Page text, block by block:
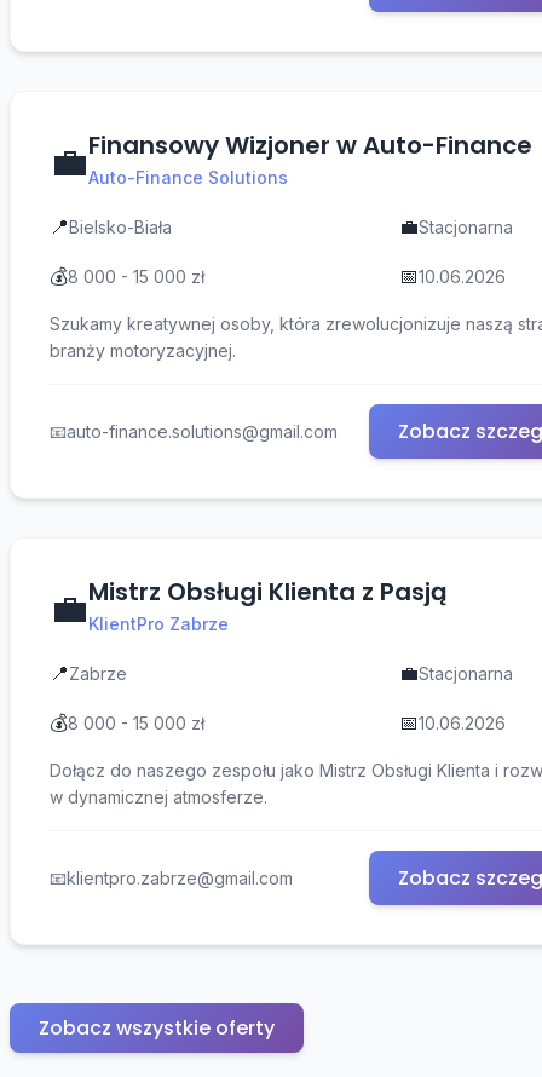
💼Finansowy Wizjoner w Auto-Finance
Auto-Finance Solutions
📍Bielsko-Biała 💼Stacjonarna
💰8 000 - 15 000 zł 📅10.06.2026
Szukamy kreatywnej osoby, która zrewolucjonizuje naszą
branży motoryzacyjnej.
📧auto-finance.solutions@gmail.com Zobacz
💼Mistrz Obsługi Klienta z Pasją
KlientPro Zabrze
📍Zabrze 💼Stacjonarna
💰8 000 - 15 000 zł 📅10.06.2026
Dołącz do naszego zespołu jako Mistrz Obsługi Klienta i
w dynamicznej atmosferze.
📧klientpro.zabrze@gmail.com Zobacz
Zobacz wszystkie oferty